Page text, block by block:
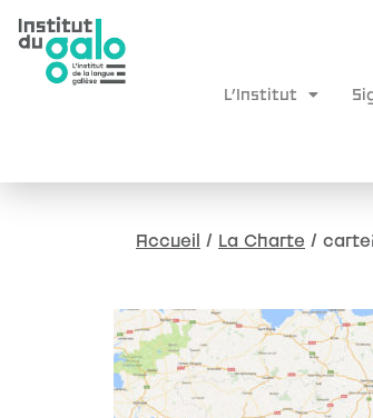
L’Institut
Accueil / La Charte /